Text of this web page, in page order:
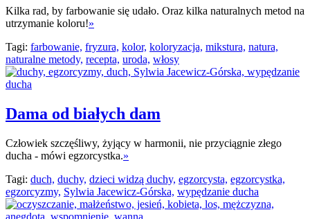
Kilka rad, by farbowanie się udało. Oraz kilka naturalnych metod na
utrzymanie koloru!»
Tagi: farbowanie, fryzura, kolor, koloryzacja, mikstura, natura,
naturalne metody, recepta, uroda, włosy
Dama od białych dam
Człowiek szczęśliwy, żyjący w harmonii, nie przyciągnie złego
ducha - mówi egzorcystka.»
Tagi: duch, duchy, dzieci widzą duchy, egzorcysta, egzorcystka,
egzorcyzmy, Sylwia Jacewicz-Górska, wypędzanie ducha